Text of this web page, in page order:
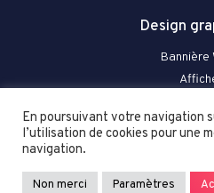
Design
Bannière
Carte de
En poursuivant votre navigation
l’utilisation de cookies pour une
navigation.
Non merci Paramètres